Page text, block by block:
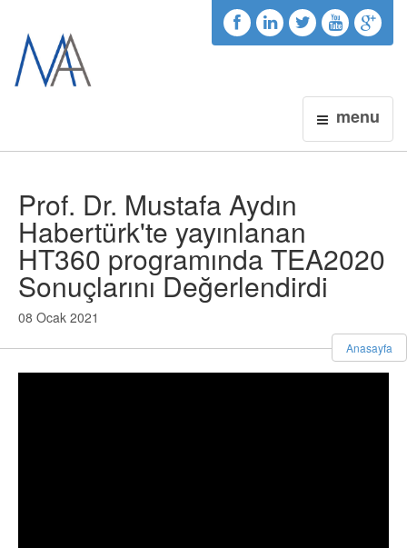
menu
Prof. Dr. Mustafa Aydın
Habertürk'te yayınlanan
HT360 programında TEA2020
Sonuçlarını Değerlendirdi
08 Ocak 2021
Anasayfa